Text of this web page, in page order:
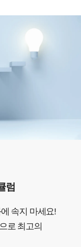
럼
속지 마세요!
로 최고의